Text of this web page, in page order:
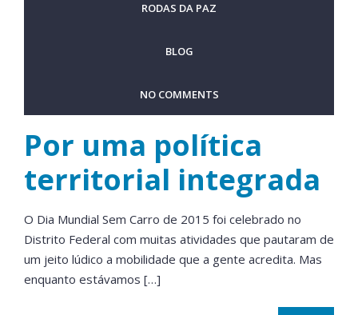
RODAS DA PAZ
BLOG
NO COMMENTS
Por uma política
territorial integrada
O Dia Mundial Sem Carro de 2015 foi celebrado no
Distrito Federal com muitas atividades que pautaram de
um jeito lúdico a mobilidade que a gente acredita. Mas
enquanto estávamos […]